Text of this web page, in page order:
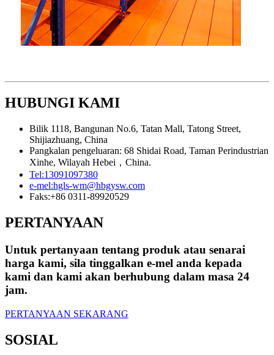
HUBUNGI KAMI
Bilik 1118, Bangunan No.6, Tatan Mall, Tatong Street,
Shijiazhuang, China
Pangkalan pengeluaran: 68 Shidai Road, Taman Perindustrian
Xinhe, Wilayah Hebei，China.
Tel:13091097380
e-mel:hgls-wm@hbgysw.com
Faks:+86 0311-89920529
PERTANYAAN
Untuk pertanyaan tentang produk atau senarai
harga kami, sila tinggalkan e-mel anda kepada
kami dan kami akan berhubung dalam masa 24
jam.
PERTANYAAN SEKARANG
SOSIAL